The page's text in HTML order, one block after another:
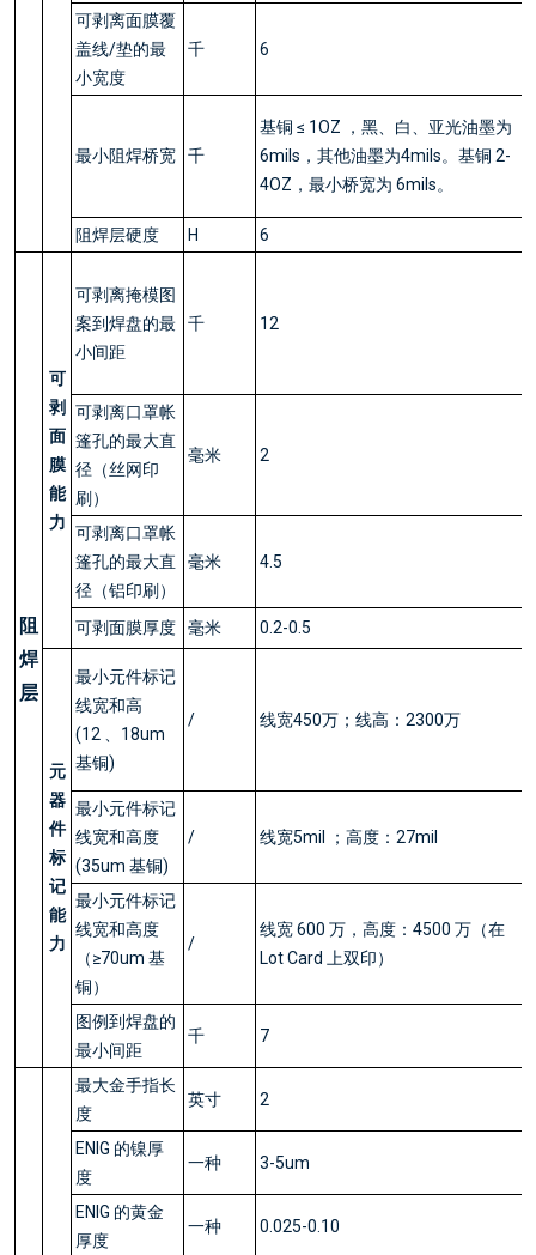
可剥离面膜覆
盖线/垫的最
小宽度
千 6
最小阻焊桥宽 千
基铜 ≤ 1OZ ，黑、白、亚光油墨为
6mils，其他油墨为4mils。基铜 2-
4OZ，最小桥宽为 6mils。
阻焊层硬度 H 6
阻
焊
层
可
剥
面
膜
能
力
可剥离掩模图
案到焊盘的最
小间距
千 12
可剥离口罩帐
篷孔的最大直
径（丝网印
刷）
毫米 2
可剥离口罩帐
篷孔的最大直
径（铝印刷）
毫米 4.5
可剥面膜厚度 毫米 0.2-0.5
元
器
件
标
记
能
力
最小元件标记
线宽和高
(12 、18um
基铜)
/ 线宽450万；线高：2300万
最小元件标记
线宽和高度
(35um 基铜)
/ 线宽5mil ；高度：27mil
最小元件标记
线宽和高度
（≥70um 基
铜）
/
线宽 600 万，高度：4500 万（在
Lot Card 上双印）
图例到焊盘的
最小间距
千 7
最大金手指长
度
英寸 2
ENIG 的镍厚
度
一种 3-5um
ENIG 的黄金
厚度
一种 0.025-0.10